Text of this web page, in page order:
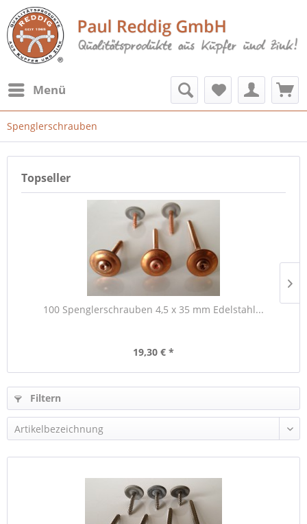
Menü
Spenglerschrauben
Topseller
100 Spenglerschrauben 4,5 x 35 mm Edelstahl...
19,30 € *
Filtern